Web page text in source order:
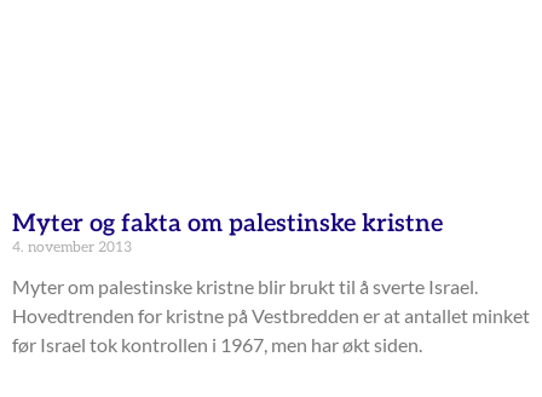
Myter og fakta om palestinske kristne
4. november 2013
Myter om palestinske kristne blir brukt til å sverte Israel.
Hovedtrenden for kristne på Vestbredden er at antallet minket
før Israel tok kontrollen i 1967, men har økt siden.